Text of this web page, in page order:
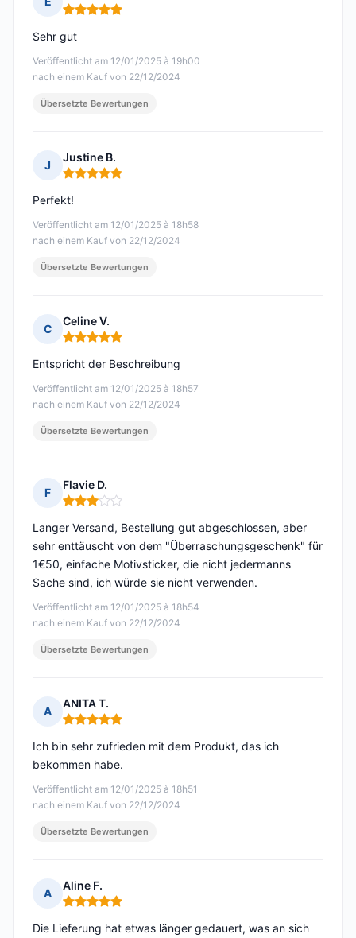
Hinweis: 5 von 5
Veröffentlicht am 12/01/2025 à 19h00
nach einem Kauf von 22/12/2024
Sehr gut
Übersetzte Bewertungen
J
Justine B.
Hinweis: 5 von 5
Veröffentlicht am 12/01/2025 à 18h58
nach einem Kauf von 22/12/2024
Perfekt!
Übersetzte Bewertungen
C
Celine V.
Hinweis: 5 von 5
Veröffentlicht am 12/01/2025 à 18h57
nach einem Kauf von 22/12/2024
Entspricht der Beschreibung
Übersetzte Bewertungen
F
Flavie D.
Hinweis: 3 von 5
Veröffentlicht am 12/01/2025 à 18h54
nach einem Kauf von 22/12/2024
Langer Versand, Bestellung gut abgeschlossen, aber
sehr enttäuscht von dem "Überraschungsgeschenk" für
1€50, einfache Motivsticker, die nicht jedermanns
Sache sind, ich würde sie nicht verwenden.
Übersetzte Bewertungen
A
ANITA T.
Hinweis: 5 von 5
Veröffentlicht am 12/01/2025 à 18h51
nach einem Kauf von 22/12/2024
Ich bin sehr zufrieden mit dem Produkt, das ich
bekommen habe.
Übersetzte Bewertungen
A
Aline F.
Hinweis: 5 von 5
Die Lieferung hat etwas länger gedauert, was an sich